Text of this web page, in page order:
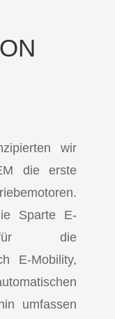
wir
die erste
Sparte E-
für die
E-Mobility,
umfassen